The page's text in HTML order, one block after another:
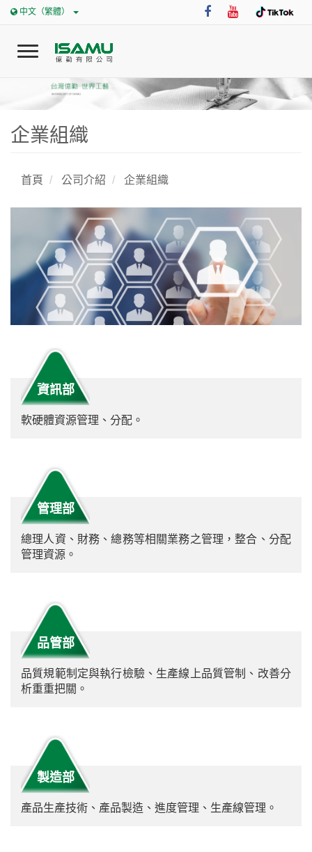
中文（繁體）
T
e
v
g
o
公司介紹
最新消息
企業優勢
聯絡我們
技術支援
企業組織
首頁 公司介紹 企業組織
資訊部
軟硬體資源管理、分配。
管理部
總理人資、財務、總務等相關業務之管理，整合、分配
管理資源。
品管部
品質規範制定與執行檢驗、生產線上品質管制、改善分
析重重把關。
製造部
產品生產技術、產品製造、進度管理、生產線管理。